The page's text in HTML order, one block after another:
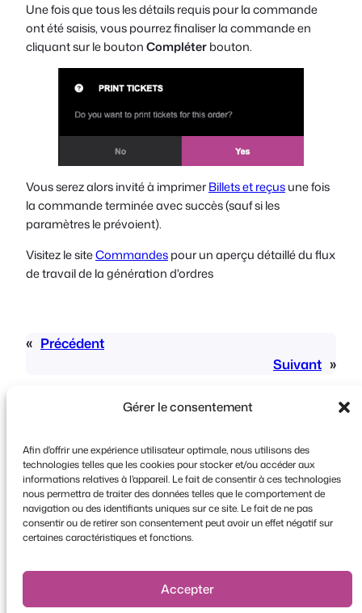
Gérer le consentement
Afin d'offrir une expérience utilisateur optimale, nous utilisons des
technologies telles que les cookies pour stocker et/ou accéder aux
informations relatives à l'appareil. Le fait de consentir à ces technologies
nous permettra de traiter des données telles que le comportement de
navigation ou des identifiants uniques sur ce site. Le fait de ne pas
consentir ou de retirer son consentement peut avoir un effet négatif sur
certaines caractéristiques et fonctions.
Accepter
Une fois que tous les détails requis pour la commande
ont été saisis, vous pourrez finaliser la commande en
cliquant sur le boutonCompléterbouton.
Vous serez alors invité à imprimerBillets et reçusune fois
la commande terminée avec succès (sauf si les
paramètres le prévoient).
Visitez le siteCommandespour un aperçu détaillé du flux
de travail de la génération d'ordres
« Précédent
Suivant »
Copyright © 2026 FooEvents. Tous droits
réservés.
Déclaration de confidentialité